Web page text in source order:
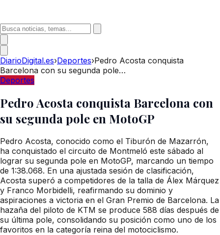
DiarioDigital.es›Deportes›Pedro Acosta conquista
Barcelona con su segunda pole…
Deportes
Pedro Acosta conquista Barcelona con
su segunda pole en MotoGP
Pedro Acosta, conocido como el Tiburón de Mazarrón,
ha conquistado el circuito de Montmeló este sábado al
lograr su segunda pole en MotoGP, marcando un tiempo
de 1:38.068. En una ajustada sesión de clasificación,
Acosta superó a competidores de la talla de Álex Márquez
y Franco Morbidelli, reafirmando su dominio y
aspiraciones a victoria en el Gran Premio de Barcelona. La
hazaña del piloto de KTM se produce 588 días después de
su última pole, consolidando su posición como uno de los
favoritos en la categoría reina del motociclismo.